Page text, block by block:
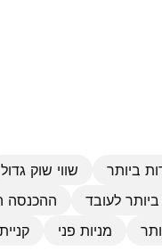
ביותר שווי שוק גדול
לעובד ההכנסה
מניות פני